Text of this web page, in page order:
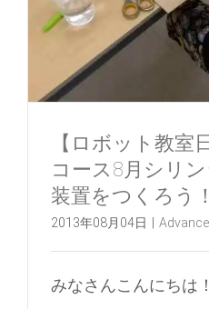
【ロボット教室
コース8月シリ
装置をつくろう！
2013年08月04日
みなさんこんにちは